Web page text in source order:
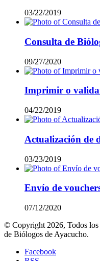
03/22/2019
Consulta de
09/27/2020
Imprimir o
04/22/2019
Actualización de
03/23/2019
Envío de
07/12/2020
© Copyright 2026, Todos
de Biólogos de Ayacucho.
Facebook